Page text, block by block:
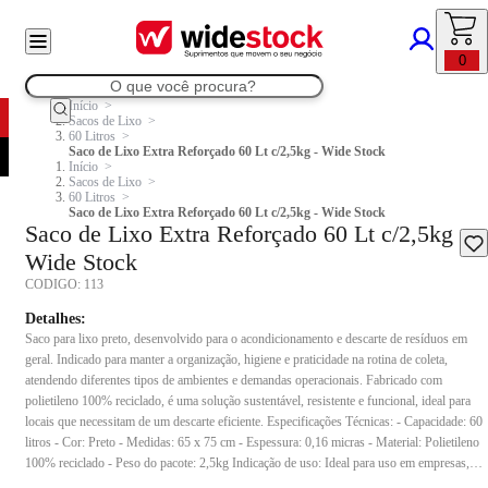
0
Início
Sacos de Lixo
60 Litros
Saco de Lixo Extra Reforçado 60 Lt c/2,5kg - Wide Stock
Início
Sacos de Lixo
60 Litros
Saco de Lixo Extra Reforçado 60 Lt c/2,5kg - Wide Stock
Saco de Lixo Extra Reforçado 60 Lt c/2,5kg -
Wide Stock
CODIGO: 113
Detalhes:
Saco para lixo preto, desenvolvido para o acondicionamento e descarte de resíduos em
geral. Indicado para manter a organização, higiene e praticidade na rotina de coleta,
atendendo diferentes tipos de ambientes e demandas operacionais. Fabricado com
polietileno 100% reciclado, é uma solução sustentável, resistente e funcional, ideal para
locais que necessitam de um descarte eficiente. Especificações Técnicas: - Capacidade: 60
litros - Cor: Preto - Medidas: 65 x 75 cm - Espessura: 0,16 micras - Material: Polietileno
100% reciclado - Peso do pacote: 2,5kg Indicação de uso: Ideal para uso em empresas,